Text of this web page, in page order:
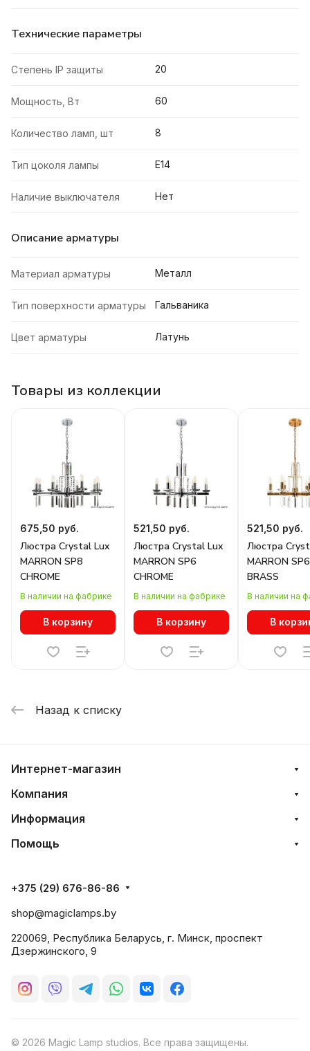
Технические параметры
Степень IP защиты 20
Мощность, Вт 60
Количество ламп, шт 8
Тип цоколя лампы E14
Наличие выключателя Нет
Описание арматуры
Материал арматуры Металл
Тип поверхности арматуры Гальваника
Цвет арматуры Латунь
Товары из коллекции
675,50 руб.
Люстра Crystal Lux
MARRON SP8
CHROME
В наличии на фабрике
В корзину
521,50 руб.
Люстра Crystal Lux
MARRON SP6
CHROME
В наличии на фабрике
В корзину
521,50 руб.
Люстра
MARRON SP6
BRASS
В наличии на
В
Назад к списку
Интернет-магазин
Компания
Информация
Помощь
+375 (29) 676-86-86
shop@magiclamps.by
220069, Республика Беларусь, г. Минск, проспект
Дзержинского, 9
© 2026 Magic Lamp studios. Все права защищены.